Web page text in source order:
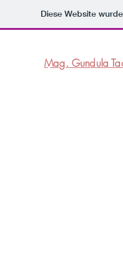
Diese Website
Mag. Gundula